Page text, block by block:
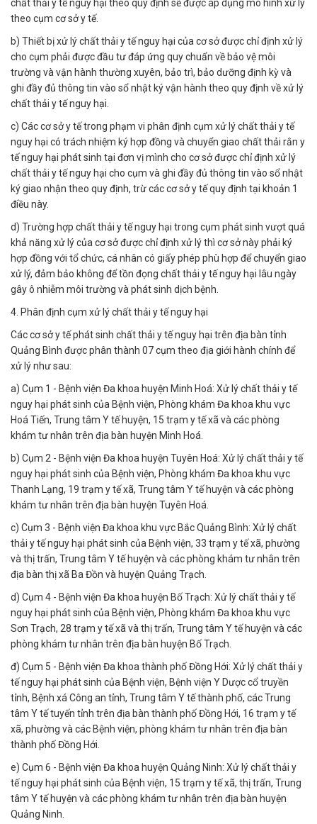
chất thải y tế nguy hại theo quy định sẽ được áp dụng mô hình xử lý
theo cụm cơ sở y tế.
b) Thiết bị xử lý chất thải y tế nguy hại của cơ sở được chỉ định xử lý
cho cụm phải được đầu tư đáp ứng quy chuẩn về bảo vệ môi
trường và vận hành thường xuyên, bảo trì, bảo dưỡng định kỳ và
ghi đầy đủ thông tin vào sổ nhật ký vận hành theo quy định về xử lý
chất thải y tế nguy hại.
c) Các cơ sở y tế trong phạm vi phân định cụm xử lý chất thải y tế
nguy hại có trách nhiệm ký hợp đồng và chuyển giao chất thải rắn y
tế nguy hại phát sinh tại đơn vị mình cho cơ sở được chỉ định xử lý
chất thải y tế nguy hại cho cụm và ghi đầy đủ thông tin vào sổ nhật
ký giao nhận theo quy định, trừ các cơ sở y tế quy định tại khoản 1
điều này.
d) Trường hợp chất thải y tế nguy hại trong cụm phát sinh vượt quá
khả năng xử lý của cơ sở được chỉ định xử lý thì cơ sở này phải ký
hợp đồng với tổ chức, cá nhân có giấy phép phù hợp để chuyển giao
xử lý, đảm bảo không để tồn đọng chất thải y tế nguy hại lâu ngày
gây ô nhiễm môi trường và phát sinh dịch bệnh.
4. Phân định cụm xử lý chất thải y tế nguy hại
Các cơ sở y tế phát sinh chất thải y tế nguy hại trên địa bàn tỉnh
Quảng Bình được phân thành 07 cụm theo địa giới hành chính để
xử lý như sau:
a) Cụm 1 - Bệnh viện Đa khoa huyện Minh Hoá: Xử lý chất thải y tế
nguy hại phát sinh của Bệnh viện, Phòng khám Đa khoa khu vực
Hoá Tiến, Trung tâm Y tế huyện, 15 trạm y tế xã và các phòng
khám tư nhân trên địa bàn huyện Minh Hoá.
b) Cụm 2 - Bệnh viện Đa khoa huyện Tuyên Hoá: Xử lý chất thải y tế
nguy hại phát sinh của Bệnh viện, Phòng khám Đa khoa khu vực
Thanh Lạng, 19 trạm y tế xã, Trung tâm Y tế huyện và các phòng
khám tư nhân trên địa bàn huyện Tuyên Hoá.
c) Cụm 3 - Bệnh viện Đa khoa khu vực Bắc Quảng Bình: Xử lý chất
thải y tế nguy hại phát sinh của Bệnh viện, 33 trạm y tế xã, phường
và thị trấn, Trung tâm Y tế huyện và các phòng khám tư nhân trên
địa bàn thị xã Ba Đồn và huyện Quảng Trạch.
d) Cụm 4 - Bệnh viện Đa khoa huyện Bố Trạch: Xử lý chất thải y tế
nguy hại phát sinh của Bệnh viện, Phòng khám Đa khoa khu vực
Sơn Trạch, 28 trạm y tế xã và thị trấn, Trung tâm Y tế huyện và các
phòng khám tư nhân trên địa bàn huyện Bố Trạch.
đ) Cụm 5 - Bệnh viện Đa khoa thành phố Đồng Hới: Xử lý chất thải y
tế nguy hại phát sinh của Bệnh viện, Bệnh viện Y Dược cổ truyền
tỉnh, Bệnh xá Công an tỉnh, Trung tâm Y tế thành phố, các Trung
tâm Y tế tuyến tỉnh trên địa bàn thành phố Đồng Hới, 16 trạm y tế
xã, phường và các Bệnh viện, phòng khám tư nhân trên địa bàn
thành phố Đồng Hới.
e) Cụm 6 - Bệnh viện Đa khoa huyện Quảng Ninh: Xử lý chất thải y
tế nguy hại phát sinh của Bệnh viện, 15 trạm y tế xã, thị trấn, Trung
tâm Y tế huyện và các phòng khám tư nhân trên địa bàn huyện
Quảng Ninh.